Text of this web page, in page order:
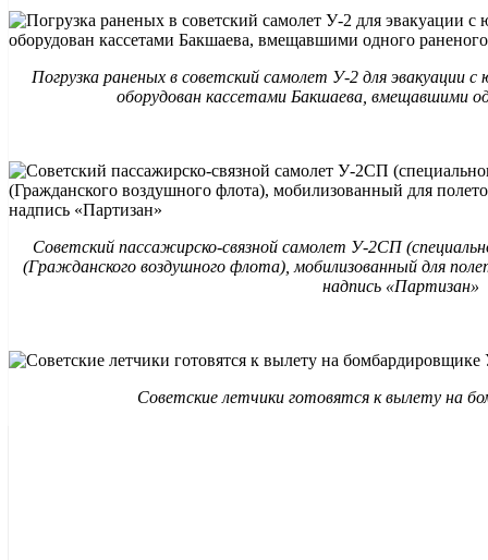
Погрузка раненых в советский самолет У-2 для эвакуации
оборудован кассетами Бакшаева, вмещавшими
Советский пассажирско-связной самолет У-2СП
(Гражданского воздушного флота), мобилизованный для
надпись «Партизан»
Советские летчики готовятся к вылету на